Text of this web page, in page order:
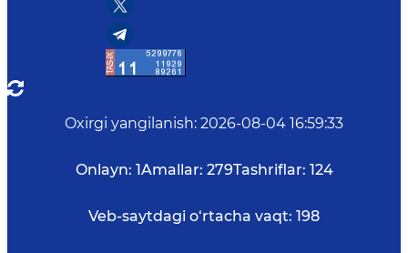
Oxirgi yangilanish: 2026-08-04 16:59:33
Onlayn: 1Amallar: 279Tashriflar: 124
Veb-saytdagi o‘rtacha vaqt: 198